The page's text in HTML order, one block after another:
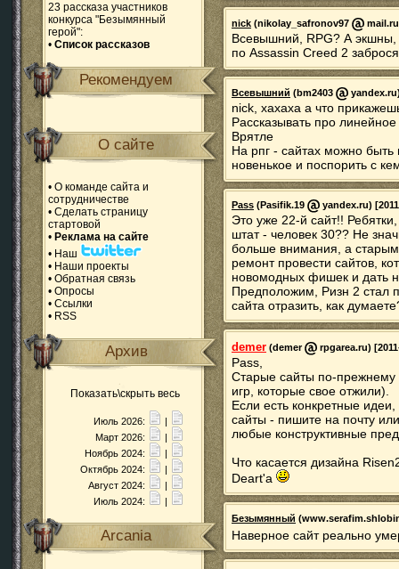
23 рассказа участников
конкурса "Безымянный
герой":
• Список рассказов
Рекомендуем
О сайте
• О команде сайта и
сотрудничестве
• Сделать страницу
стартовой
• Реклама на сайте
• Наш
• Наши проекты
• Обратная связь
• Опросы
• Ссылки
• RSS
Архив
Показать\скрыть весь
Июль 2026:
|
Март 2026:
|
Ноябрь 2024:
|
Октябрь 2024:
|
Август 2024:
|
Июль 2024:
|
Arcania
nick (nikolay_safronov97
Всевышний, RPG? А
по Assassin Creed 2
Всевышний (bm2403
nick, хахаха а что
Рассказывать про
Врятле
На рпг - сайтах можно быть
новенькое и поспорить с
Pass (Pasifik.19 yandex.ru)
Это уже 22-й сайт!!
штат - человек 30?? Не
больше внимания, а
ремонт провести сайтов,
новомодных фишек и дать
Предположим, Ризн 2 стал
сайта отразить, как
demer (demer rpgarea.ru)
Pass,
Старые сайты по-прежнему
игр, которые свое отжили).
Если есть конкретные
сайты - пишите на почту
любые конструктивные
Что касается дизайна
Deart'a
Безымянный
Наверное сайт реально